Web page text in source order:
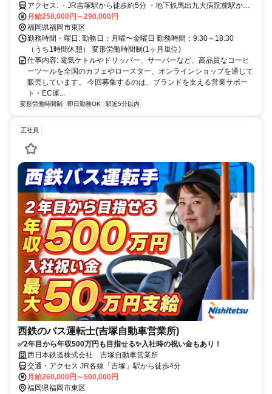
関連会社です。
アクセス: ・JR吉塚駅から徒歩約5分 ・地下鉄馬出九大病院前駅から
徒歩約3分
月給250,000円～290,000円
福岡県福岡市東区
勤務時間・曜日: 勤務日：月曜〜金曜日 勤務時間：9:30～18:30
（うち1時間休憩） 変形労働時間制(1ヶ月単位)
仕事内容: 電気ケトルやドリッパー、サーバーなど、高品質なコーヒ
ーツールを全国のカフェやロースター、オンラインショップを通じて
販売しています。 今回募集するのは、ブランドを支える営業サポー
ト・EC運...
変形労働時間制 即日勤務OK 駅近5分以内
正社員
西鉄のバス運転士(吉塚自動車営業所)
✅2年目から年収500万円も目指せる✨入社時の祝い金もあり！
西日本鉄道株式会社 吉塚自動車営業所
交通・アクセス JR各線「吉塚」駅から徒歩4分
月給260,000円～500,000円
福岡県福岡市東区